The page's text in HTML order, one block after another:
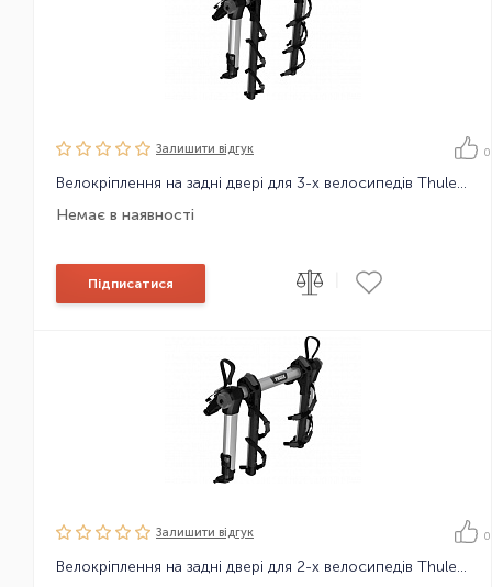
Залишити вiдгук 0
Велокріплення на задні двері для 3-х велосипедів Thule OutWay 3bike Hanging
Немає в наявності
Підписатися
Залишити вiдгук 0
Велокріплення на задні двері для 2-х велосипедів Thule OutWay 2bike Hanging